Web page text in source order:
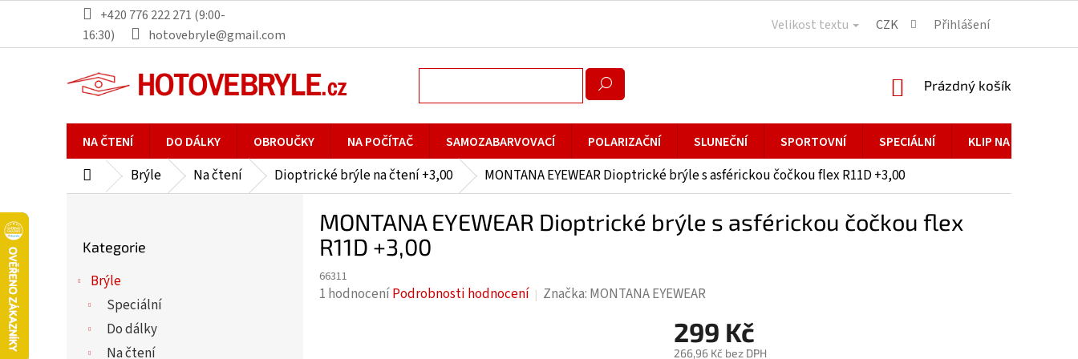
obsah
+420 776 222 271 (9:00-
16:30)
hotovebryle@gmail.com
Velikost textu CZK Přihlášení
NÁKUPNÍ
Prázdný košík
NA ČTENÍ DO DÁLKY OBROUČKY NA POČÍTAČ SAMOZABARVOVACÍ POLARIZAČNÍ SLUNEČNÍ SPORTOVNÍ SPECIÁLNÍ KLIP NA BRÝLE
DomůBrýle Na čtení Dioptrické brýle na čtení +3,00 MONTANA EYEWEAR Dioptrické brýle s asférickou čočkou flex R11D +3,00
kategorie
Kategorie
Brýle
Speciální
Do dálky
Na čtení
MONTANA EYEWEAR Dioptrické brýle s asférickou čočkou flex
R11D +3,00
66311
Průměrné
1 hodnoceníPodrobnosti hodnocení Značka: MONTANA EYEWEAR
299 Kč
266,96 Kč bez DPH